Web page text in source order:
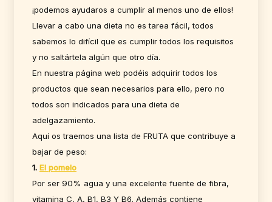
¡podemos ayudaros a cumplir al menos uno de ellos!
Llevar a cabo una dieta no es tarea fácil, todos
sabemos lo difícil que es cumplir todos los requisitos
y no saltártela algún que otro día.
En nuestra página web podéis adquirir todos los
productos que sean necesarios para ello, pero no
todos son indicados para una dieta de
adelgazamiento.
Aquí os traemos una lista de FRUTA que contribuye a
bajar de peso:
1. El pomelo
Por ser 90% agua y una excelente fuente de fibra,
vitamina C, A, B1, B3 Y B6. Además contiene